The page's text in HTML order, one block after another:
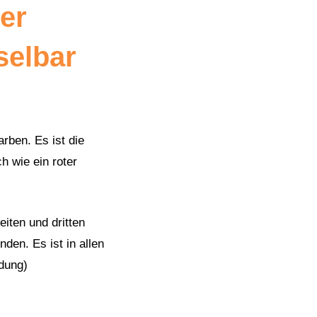
Es ist die
wie ein roter
und dritten
Es ist in allen